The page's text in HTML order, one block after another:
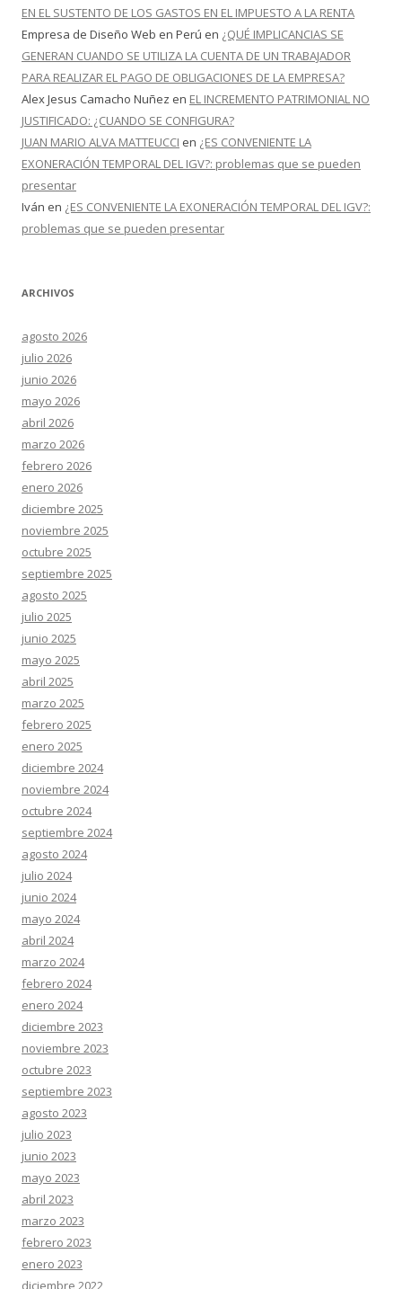
EN EL SUSTENTO DE LOS GASTOS EN EL IMPUESTO A LA RENTA
Empresa de Diseño Web en Perú en ¿QUÉ IMPLICANCIAS SE
GENERAN CUANDO SE UTILIZA LA CUENTA DE UN TRABAJADOR
PARA REALIZAR EL PAGO DE OBLIGACIONES DE LA EMPRESA?
Alex Jesus Camacho Nuñez en EL INCREMENTO PATRIMONIAL NO
JUSTIFICADO: ¿CUANDO SE CONFIGURA?
JUAN MARIO ALVA MATTEUCCI en ¿ES CONVENIENTE LA
EXONERACIÓN TEMPORAL DEL IGV?: problemas que se pueden
presentar
Iván en ¿ES CONVENIENTE LA EXONERACIÓN TEMPORAL DEL IGV?:
problemas que se pueden presentar
ARCHIVOS
agosto 2026
julio 2026
junio 2026
mayo 2026
abril 2026
marzo 2026
febrero 2026
enero 2026
diciembre 2025
noviembre 2025
octubre 2025
septiembre 2025
agosto 2025
julio 2025
junio 2025
mayo 2025
abril 2025
marzo 2025
febrero 2025
enero 2025
diciembre 2024
noviembre 2024
octubre 2024
septiembre 2024
agosto 2024
julio 2024
junio 2024
mayo 2024
abril 2024
marzo 2024
febrero 2024
enero 2024
diciembre 2023
noviembre 2023
octubre 2023
septiembre 2023
agosto 2023
julio 2023
junio 2023
mayo 2023
abril 2023
marzo 2023
febrero 2023
enero 2023
diciembre 2022